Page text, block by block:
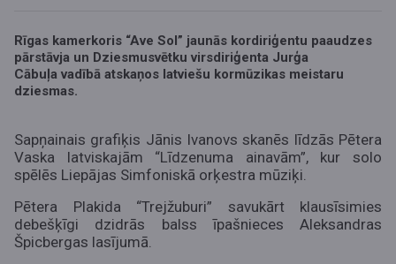
Rīgas kamerkoris “Ave Sol” jaunās kordiriģentu paaudzes
pārstāvja un Dziesmusvētku virsdiriģenta Jurģa
Cābuļa vadībā atskaņos latviešu kormūzikas meistaru
dziesmas.
Sapņainais grafiķis Jānis Ivanovs skanēs līdzās Pētera
Vaska latviskajām “Līdzenuma ainavām”, kur solo
spēlēs Liepājas Simfoniskā orķestra mūziķi.
Pētera Plakida “Trejžuburi” savukārt klausīsimies
debešķīgi dzidrās balss īpašnieces Aleksandras
Špicbergas lasījumā.